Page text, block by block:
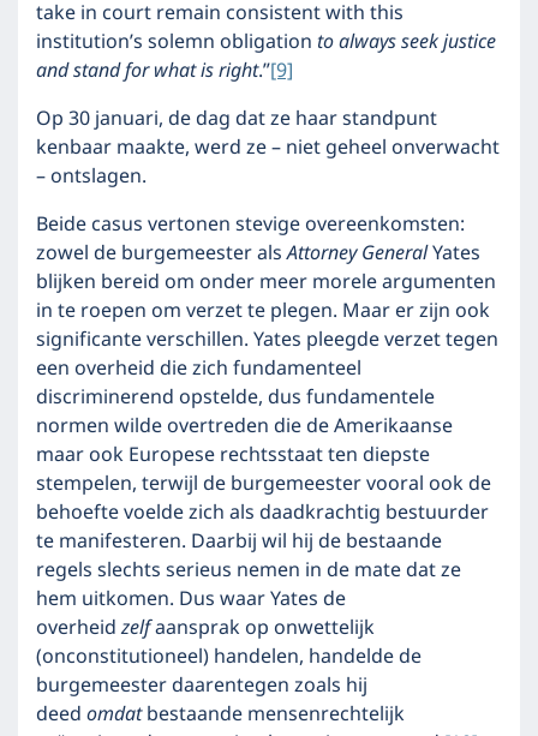
take in court remain consistent with this
institution’s solemn obligationto always seek justice
and stand for what is right.”[9]
Op 30 januari, de dag dat ze haar standpunt
kenbaar maakte, werd ze – niet geheel onverwacht
– ontslagen.
Beide casus vertonen stevige overeenkomsten:
zowel de burgemeester alsAttorney GeneralYates
blijken bereid om onder meer morele argumenten
in te roepen om verzet te plegen. Maar er zijn ook
significante verschillen. Yates pleegde verzet tegen
een overheid die zich fundamenteel
discriminerend opstelde, dus fundamentele
normen wilde overtreden die de Amerikaanse
maar ook Europese rechtsstaat ten diepste
stempelen, terwijl de burgemeester vooral ook de
behoefte voelde zich als daadkrachtig bestuurder
te manifesteren. Daarbij wil hij de bestaande
regels slechts serieus nemen in de mate dat ze
hem uitkomen. Dus waar Yates de
overheidzelfaansprak op onwettelijk
(onconstitutioneel) handelen, handelde de
burgemeester daarentegen zoals hij
deedomdatbestaande mensenrechtelijk